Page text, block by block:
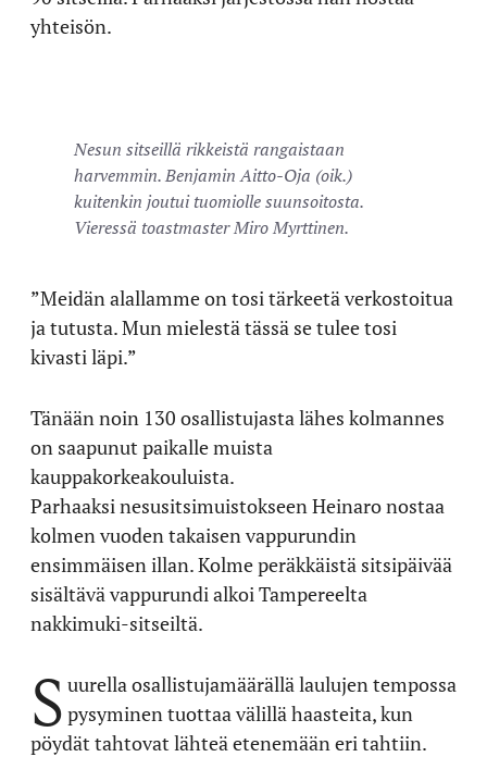
yhteisön.
Nesun sitseillä rikkeistä rangaistaan
harvemmin. Benjamin Aitto-Oja (oik.)
kuitenkin joutui tuomiolle suunsoitosta.
Vieressä toastmaster Miro Myrttinen.
”Meidän alallamme on tosi tärkeetä verkostoitua
ja tutusta. Mun mielestä tässä se tulee tosi
kivasti läpi.”
Tänään noin 130 osallistujasta lähes kolmannes
on saapunut paikalle muista
kauppakorkeakouluista.
Parhaaksi nesusitsimuistokseen Heinaro nostaa
kolmen vuoden takaisen vappurundin
ensimmäisen illan. Kolme peräkkäistä sitsipäivää
sisältävä vappurundi alkoi Tampereelta
nakkimuki-sitseiltä.
S uurella osallistujamäärällä laulujen tempossa
pysyminen tuottaa välillä haasteita, kun
pöydät tahtovat lähteä etenemään eri tahtiin.